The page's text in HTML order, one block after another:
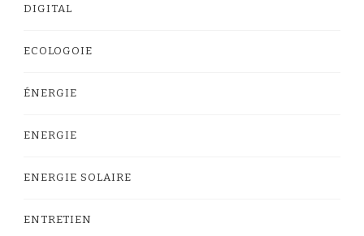
DIGITAL
ECOLOGOIE
ÉNERGIE
ENERGIE
ENERGIE SOLAIRE
ENTRETIEN